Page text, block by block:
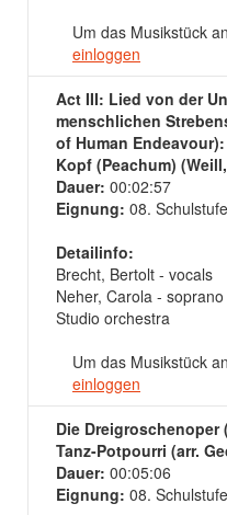
Um das Musikstück
einloggen
Act III: Lied von der
menschlichen
of Human
Kopf (Peachum)
Dauer: 00:02:57
Eignung: 08.
Detailinfo:
Brecht, Bertolt - vocals
Neher, Carola - soprano
Studio orchestra
Um das Musikstück
einloggen
Die Dreigroschenoper
Tanz-Potpourri (arr.
Dauer: 00:05:06
Eignung: 08.